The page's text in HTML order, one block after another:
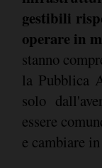
gestibili
operare in
stanno
la Pubblica
solo
essere
e cambiare